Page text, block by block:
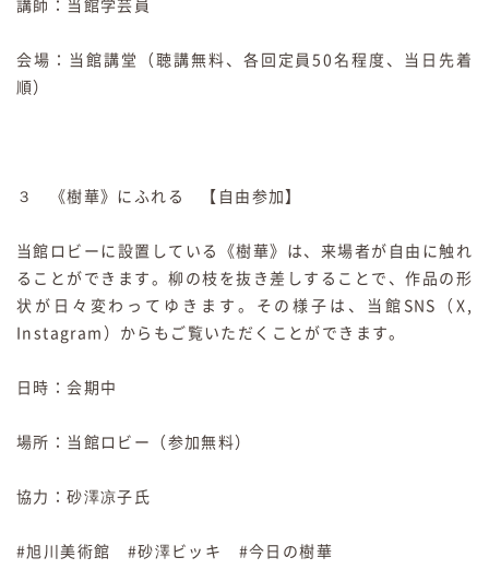
会場：当館講堂（聴講無料、各回定員50名程度、当日先着
順）
３ 《樹華》にふれる 【自由参加】
当館ロビーに設置している《樹華》は、来場者が自由に触れ
ることができます。柳の枝を抜き差しすることで、作品の形
状が日々変わってゆきます。その様子は、当館SNS（X,
Instagram）からもご覧いただくことができます。
日時：会期中
場所：当館ロビー（参加無料）
協力：砂澤凉子氏
#旭川美術館 #砂澤ビッキ #今日の樹華